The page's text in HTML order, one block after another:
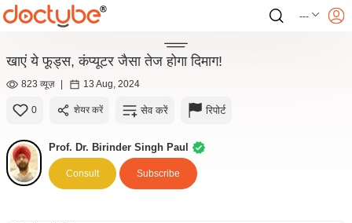
---
खाएं ये फूड्स, कंप्यूटर जैसा तेज होगा दिमाग!
823 व्यूज़ | 13 Aug, 2024
0 शेयर करें सेव करें रिपोर्ट
Prof. Dr. Birinder Singh Paul
Consult Subscribe